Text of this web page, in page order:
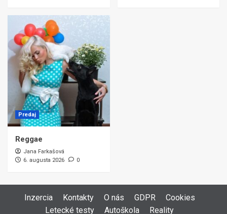
Predaj
Reggae
Jana Farkašová
6. augusta 2026
0
Inzercia Kontakty O nás GDPR
Cookies
Letecké testy
Autoškola Reality